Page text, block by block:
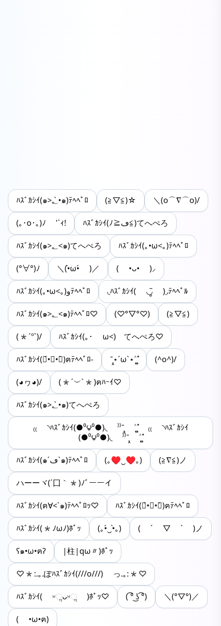
ﾊｽﾞｶｼｲ(๑>؂•̀๑)ﾃﾍﾍﾟﾛ (≧▽≦)☆ ＼(o⌒∇⌒o)/
(｡･o･｡)ﾉ '`ｨ! ﾊｽﾞｶｼｲ(ﾉ≧ڡ≦)てへぺろ
ﾊｽﾞｶｼｲ(๑>؂<๑)てへぺろ ﾊｽﾞｶｼｲ(｡•ω<｡)ﾃﾍﾍﾟﾛ
(°∀°)ﾉ ＼(•̀ω•́ )／ ( •ᴗ• )⸝
ﾊｽﾞｶｼｲ(｡•ω<｡)وﾃﾍﾍﾟﾛ ◟ﾊｽﾞｶｼｲ( ◡ູ̈ )◞ﾃﾍﾍﾟﾙ
ﾊｽﾞｶｼｲ(๑>؂<๑)ﾃﾍﾍﾟﾛ♡ (♡°▽°♡) (≧▽≦)
(*´º`)/ ﾊｽﾞｶｼｲ(｡･ ω<)ゞてへぺろ♡
ﾊｽﾞｶｼｲ(๑́•∀•๑̀)ฅﾃﾍﾍﾟﾛ- ˉ̞̭⋆´ω`⋆˄̻ ̊ (^o^)/
(◕ヮ◕)/ (*´︶`*)ฅﾊｰｲ♡
ﾊｽﾞｶｼｲ(๑>؂•̀๑)てへぺろ
₍₍ ◝ﾊｽﾞｶｼｲ(●⁰౪⁰●)◟ ⁾⁾ˉ̞̭ ˄̻ ̊ ₍₍ ◝ﾊｽﾞｶｼｲ
(●⁰౪⁰●)◟ ⁾⁾ˉ̞̭ ˄̻ ̊
ﾊｽﾞｶｼｲ(๑´ڡ`๑)ﾃﾍﾍﾟﾛ (｡♥‿♥｡) (≧∇≦)ノ
ハーーヾ(´囗｀*)ﾉﾞーーイ
ﾊｽﾞｶｼｲ(ฅ∀<`๑)ﾃﾍﾍﾟﾛｯ♡ ﾊｽﾞｶｼｲ(๑́•∀•๑̀)ฅﾃﾍﾍﾟﾛ
ﾊｽﾞｶｼｲ(*ﾉωﾉ)ﾎﾟｯ (｡•́‿•̀｡) ( ´ ▽ ` )ノ
ʕ๑•ω•ฅʔ |柱|qω〃)ﾎﾟｯ
♡*:.｡.ぽﾊｽﾞｶｼｲ(///o///) っ.｡:*♡
ﾊｽﾞｶｼｲ( ᵕ̤ૢᴗᵕ̤ૢ )ﾎﾟｯ♡ ( ͡° ͜ʖ ͡°) ＼(°▽°)／
( •ω•ฅ)